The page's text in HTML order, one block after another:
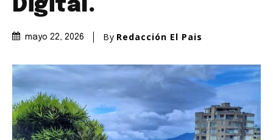
Digital.
mayo 22, 2026 By Redacción El Pais